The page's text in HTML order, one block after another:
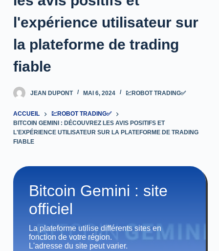
l'expérience utilisateur sur
la plateforme de trading
fiable
JEAN DUPONT MAI 6, 2024 💹ROBOT TRADING✅
ACCUEIL
💹ROBOT TRADING✅
BITCOIN GEMINI : DÉCOUVREZ LES AVIS POSITIFS ET
L'EXPÉRIENCE UTILISATEUR SUR LA PLATEFORME DE TRADING
FIABLE
Bitcoin Gemini : site
officiel
La plateforme utilise différents sites en
fonction de votre région.
L'adresse du site peut varier.